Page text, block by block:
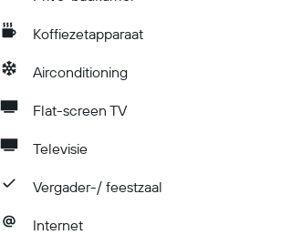
Koffiezetapparaat
Airconditioning
Flat-screen TV
Televisie
Vergader-/ feestzaal
Internet